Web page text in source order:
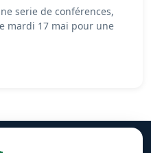
serie de conférences,
mardi 17 mai pour une